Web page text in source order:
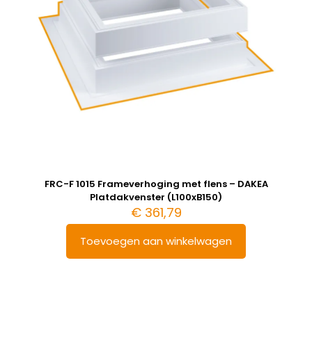
FRC-F 1015 Frameverhoging met flens – DAKEA
Platdakvenster (L100xB150)
€361,79
Toevoegen aan winkelwagen